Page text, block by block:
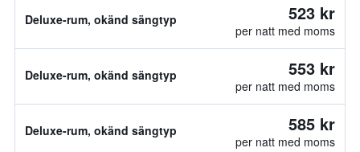
Deluxe-rum, okänd sängtyp 523 kr
per natt med moms
Deluxe-rum, okänd sängtyp 553 kr
per natt med moms
Deluxe-rum, okänd sängtyp 585 kr
per natt med moms